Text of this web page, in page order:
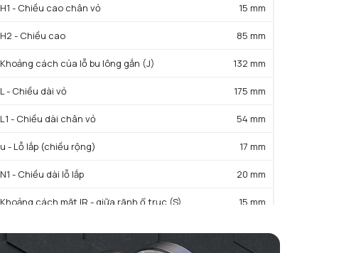
H1 - Chiều cao chân vỏ 15 mm
H2 - Chiều cao 85 mm
Khoảng cách của lỗ bu lông gắn (J) 132 mm
L - Chiều dài vỏ 175 mm
L1 - Chiều dài chân vỏ 54 mm
u - Lỗ lắp (chiều rộng) 17 mm
N1 - Chiều dài lỗ lắp 20 mm
Khoảng cách mặt IR - giữa rãnh ổ trục (S) 15 mm